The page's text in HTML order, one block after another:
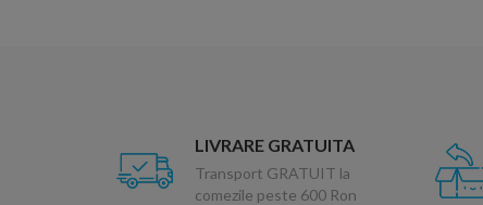
LIVRARE GRATUITA
Transport GRATUIT la
comezile peste 600 Ron